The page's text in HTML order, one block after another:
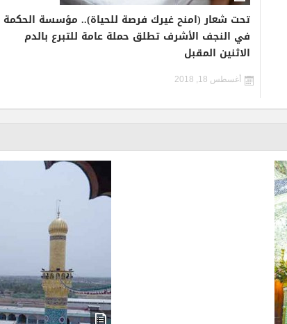
تحت شعار (امنح غيرك فرصة للحياة).. مؤسسة الحكمة
في النجف الأشرف تطلق حملة عامة للتبرع بالدم
الاثنين المقبل
أغسطس 18, 2018